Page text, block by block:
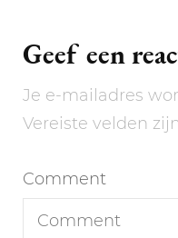
Geef een
Je e-mailadres
Vereiste velden
Comment